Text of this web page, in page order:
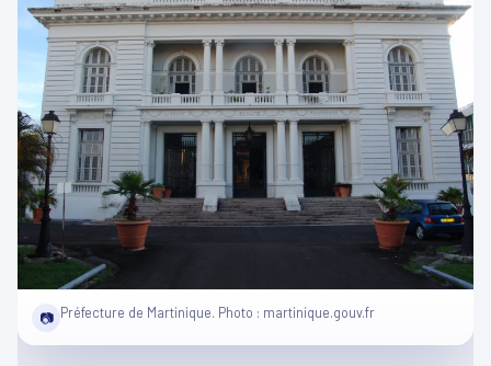
📷 Préfecture de Martinique. Photo : martinique.gouv.fr